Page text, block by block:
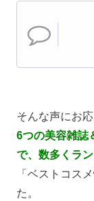
そんな声にお
6つの美容雑誌
で、数多くラ
「ベストコス
た。